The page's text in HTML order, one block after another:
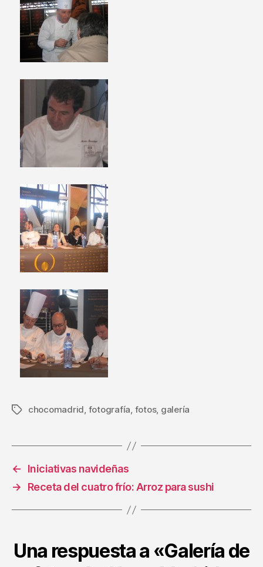
Etiquetas
chocomadrid, fotografía, fotos, galería
←
Iniciativas navideñas
→
Receta del cuatro frío: Arroz para sushi
Una respuesta a «Galería de